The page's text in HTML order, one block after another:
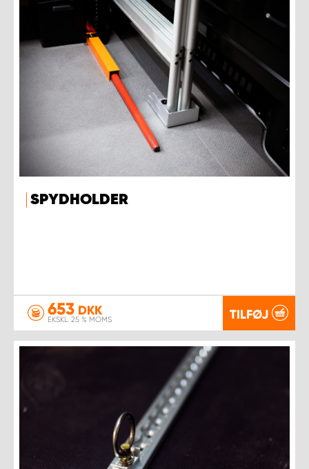
SPYDHOLDER
653 DKK
EKSKL. 25 % MOMS TILFØJ